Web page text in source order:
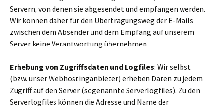
Servern, von denen sie abgesendet und empfangen werden.
Wir können daher für den Übertragungsweg der E-Mails
zwischen dem Absender und dem Empfang auf unserem
Server keine Verantwortung übernehmen.
Erhebung von Zugriffsdaten und Logfiles: Wir selbst
(bzw. unser Webhostinganbieter) erheben Daten zu jedem
Zugriff auf den Server (sogenannte Serverlogfiles). Zu den
Serverlogfiles können die Adresse und Name der